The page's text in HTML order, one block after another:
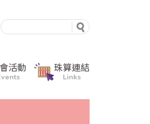
活動 珠算連結
Links